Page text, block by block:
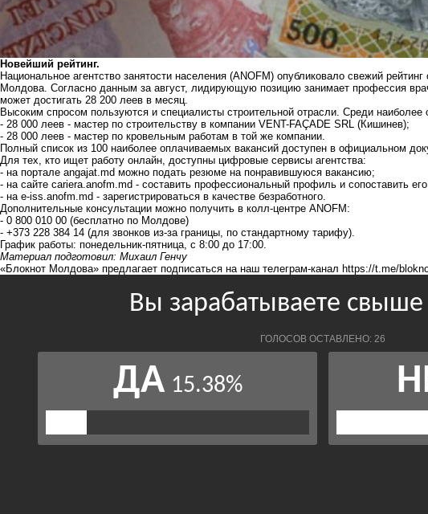
Новейший рейтинг.
Национальное агентство занятости населения (ANOFM) опубликовало свежий
Молдова. Согласно данным за август, лидирующую позицию занимает профессия
может достигать 28 200 леев в месяц.
Высоким спросом пользуются и специалисты строительной отрасли. Среди
- 28 000 леев - мастер по строительству в компании VENT-FAÇADE SRL (Кишинев);
- 28 000 леев - мастер по кровельным работам в той же компании.
Полный список из 100 наиболее оплачиваемых вакансий доступен в официальном
Для тех, кто ищет работу онлайн, доступны цифровые сервисы агентства:
- на портале angajat.md можно подать резюме на понравившуюся вакансию;
- на сайте cariera.anofm.md - составить профессиональный профиль и сопоставить
- на e-iss.anofm.md - зарегистрироваться в качестве безработного.
Дополнительные консультации можно получить в колл-центре ANOFM:
- 0 800 010 00 (бесплатно по Молдове)
- +373 228 384 14 (для звонков из-за границы, по стандартному тарифу).
График работы: понедельник-пятница, с 8:00 до 17:00.
Материал подготовил: Михаил Генчу
«Блокнот Молдова» предлагает подписаться на наш телеграм-канал https://t.me/